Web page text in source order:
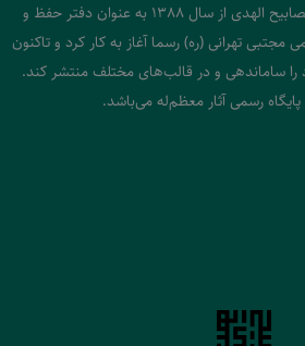
موسسه پژوهشی فرهنگی مصابیح الهدی از سال 1388 به عنوان دفتر حفظ و
مجتبی تهرانی (ره) رسما آغاز به کار کرد و تاکنون
را ساماندهی و در قالب‌های مختلف منتشر کند.
رسمی آثار معظم‌له می‌باشد.